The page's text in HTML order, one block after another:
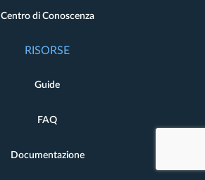
Centro di Conoscenza
RISORSE
Guide
FAQ
Documentazione